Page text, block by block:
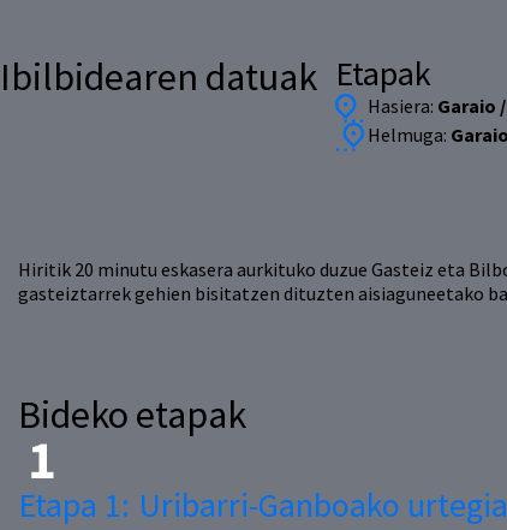
Ibilbidearen datuak Etapak
Hasiera: Garaio
Helmuga:
Hiritik 20 minutu eskasera aurkituko duzue Gasteiz eta
gasteiztarrek gehien bisitatzen dituzten aisiaguneetako
Bideko etapak
Etapa 1: Uribarri-Ganboako urtegia